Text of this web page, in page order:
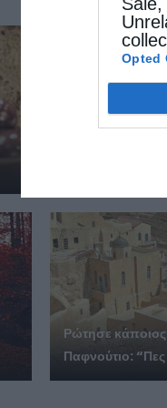
Opted
Ρώτησε
Παφνούτιο: